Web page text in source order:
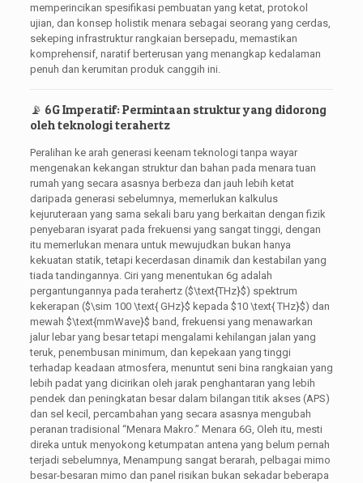
memperincikan spesifikasi pembuatan yang ketat, protokol
ujian, dan konsep holistik menara sebagai seorang yang cerdas,
sekeping infrastruktur rangkaian bersepadu, memastikan
komprehensif, naratif berterusan yang menangkap kedalaman
penuh dan kerumitan produk canggih ini.
📡 6G Imperatif: Permintaan struktur yang didorong
oleh teknologi terahertz
Peralihan ke arah generasi keenam teknologi tanpa wayar
mengenakan kekangan struktur dan bahan pada menara tuan
rumah yang secara asasnya berbeza dan jauh lebih ketat
daripada generasi sebelumnya, memerlukan kalkulus
kejuruteraan yang sama sekali baru yang berkaitan dengan fizik
penyebaran isyarat pada frekuensi yang sangat tinggi, dengan
itu memerlukan menara untuk mewujudkan bukan hanya
kekuatan statik, tetapi kecerdasan dinamik dan kestabilan yang
tiada tandingannya. Ciri yang menentukan 6g adalah
pergantungannya pada terahertz ($\text{THz}$) spektrum
kekerapan ($\sim 100 \text{ GHz}$ kepada $10 \text{ THz}$) dan
mewah $\text{mmWave}$ band, frekuensi yang menawarkan
jalur lebar yang besar tetapi mengalami kehilangan jalan yang
teruk, penembusan minimum, dan kepekaan yang tinggi
terhadap keadaan atmosfera, menuntut seni bina rangkaian yang
lebih padat yang dicirikan oleh jarak penghantaran yang lebih
pendek dan peningkatan besar dalam bilangan titik akses (APS)
dan sel kecil, percambahan yang secara asasnya mengubah
peranan tradisional “Menara Makro.” Menara 6G, Oleh itu, mesti
direka untuk menyokong ketumpatan antena yang belum pernah
terjadi sebelumnya, Menampung sangat berarah, pelbagai mimo
besar-besaran mimo dan panel risikan bukan sekadar beberapa